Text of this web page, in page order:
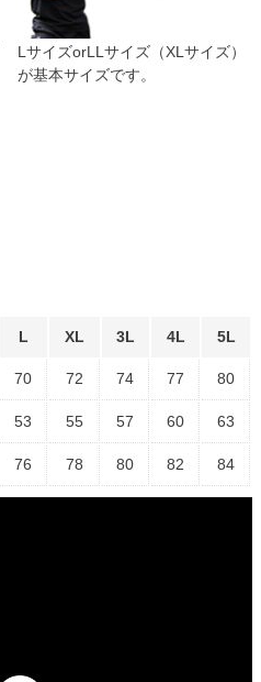
LサイズorLLサイズ（XLサイズ）
が基本サイズです。
L XL 3L 4L 5L
70 72 74 77 80
53 55 57 60 63
76 78 80 82 84